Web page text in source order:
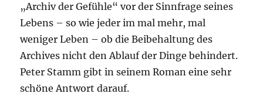
„Archiv der Gefühle“ vor der Sinnfrage seines
Lebens – so wie jeder im mal mehr, mal
weniger Leben – ob die Beibehaltung des
Archives nicht den Ablauf der Dinge behindert.
Peter Stamm gibt in seinem Roman eine sehr
schöne Antwort darauf.